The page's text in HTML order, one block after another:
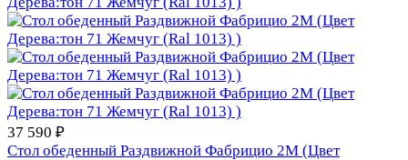
37 590 ₽
Стол обеденный Раздвижной Фабрицио 2М (Цвет